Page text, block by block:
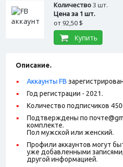
Количество3 шт.
Цена за 1 шт.
от 92,50 $
Купить
Описание.
Аккаунты FB
Год регистрации - 2021.
Количество подписчиков
Подтверждены по
комплекте.
Пол мужской или женский.
Профили аккаунтов могут
уже добавленными
другой информацией.